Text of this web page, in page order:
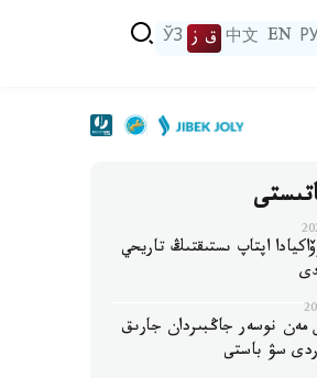
РУ
EN
中文 ق ز ЎЗ
اپتاپ ىستىقتىڭ تاريحي
مەن نوسەر جاڭبىردان جارىق
سۋ باستى